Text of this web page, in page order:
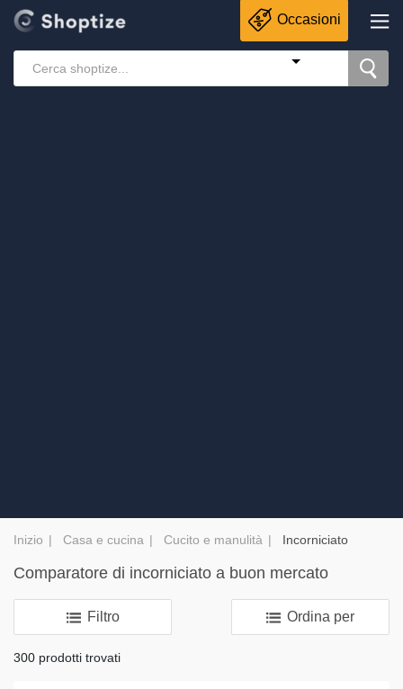
Occasioni
Inizio Casa e cucina Cucito e manulità Incorniciato
Comparatore di incorniciato a buon mercato
Filtro Ordina per
300 prodotti trovati